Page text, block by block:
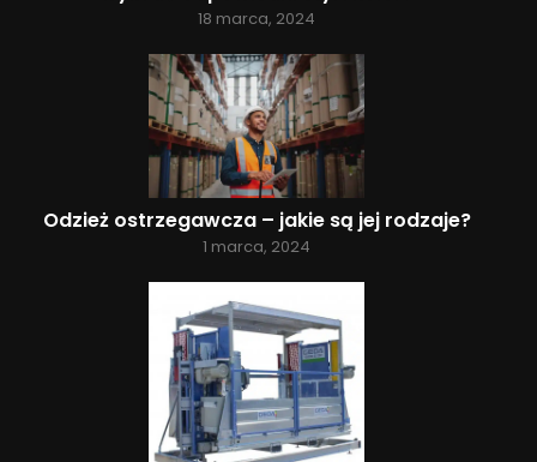
18 marca, 2024
Odzież ostrzegawcza – jakie są jej rodzaje?
1 marca, 2024